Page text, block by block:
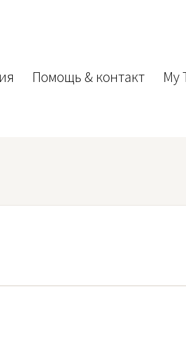
Помощь & контакт My